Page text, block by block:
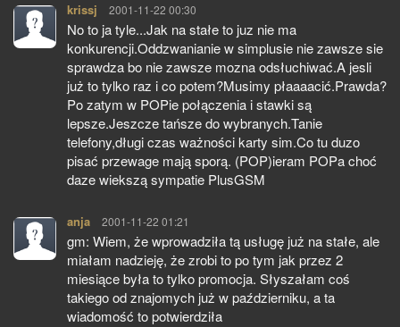
krissj pisze:
2001-11-22 00:30
No to ja tyle...Jak na stałe to juz nie ma
konkurencji.Oddzwanianie w simplusie nie zawsze sie
sprawdza bo nie zawsze mozna odsłuchiwać.A jesli
już to tylko raz i co potem?Musimy płaaaacić.Prawda?
Po zatym w POPie połączenia i stawki są
lepsze.Jeszcze tańsze do wybranych.Tanie
telefony,długi czas ważności karty sim.Co tu duzo
pisać przewage mają sporą. (POP)ieram POPa choć
daze wiekszą sympatie PlusGSM
anja pisze:
2001-11-22 01:21
gm: Wiem, że wprowadziła tą usługę już na stałe, ale
miałam nadzieję, że zrobi to po tym jak przez 2
miesiące była to tylko promocja. Słyszałam coś
takiego od znajomych już w październiku, a ta
wiadomość to potwierdziła